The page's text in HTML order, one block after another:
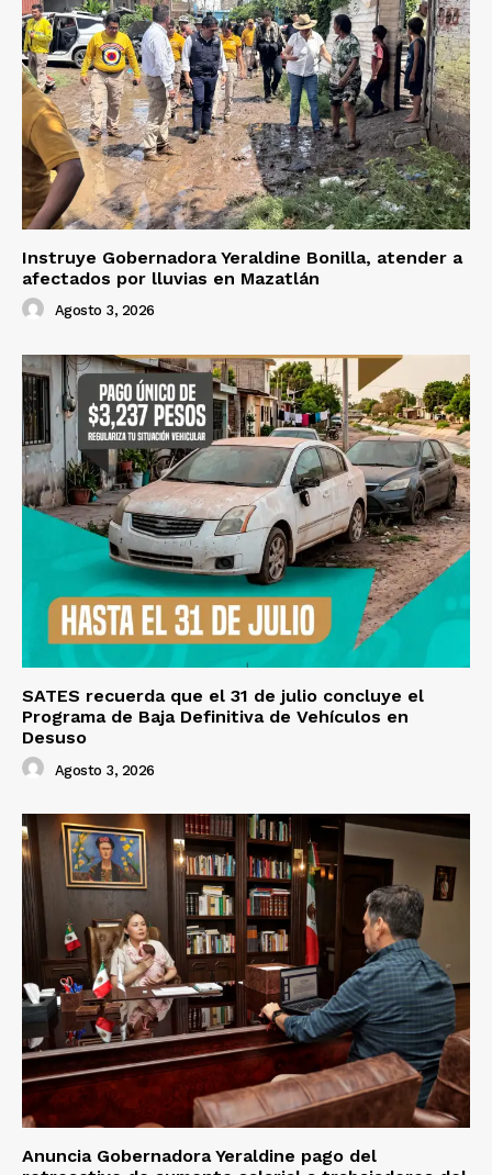
Instruye Gobernadora Yeraldine Bonilla, atender a
afectados por lluvias en Mazatlán
Agosto 3, 2026
SATES recuerda que el 31 de julio concluye el
Programa de Baja Definitiva de Vehículos en
Desuso
Agosto 3, 2026
Anuncia Gobernadora Yeraldine pago del